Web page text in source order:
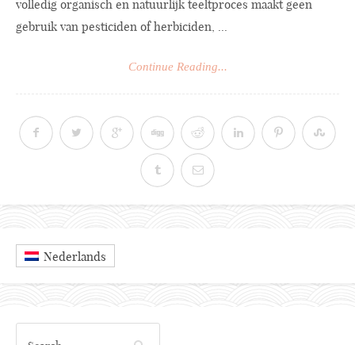
volledig organisch en natuurlijk teeltproces maakt geen
gebruik van pesticiden of herbiciden, ...
Continue Reading...
Nederlands